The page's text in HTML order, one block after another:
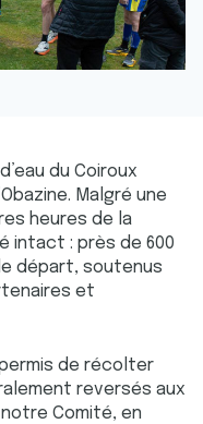
du Coiroux
Malgré une
heures de la
intact : près de 600
départ, soutenus
et
de récolter
reversés aux
Comité, en